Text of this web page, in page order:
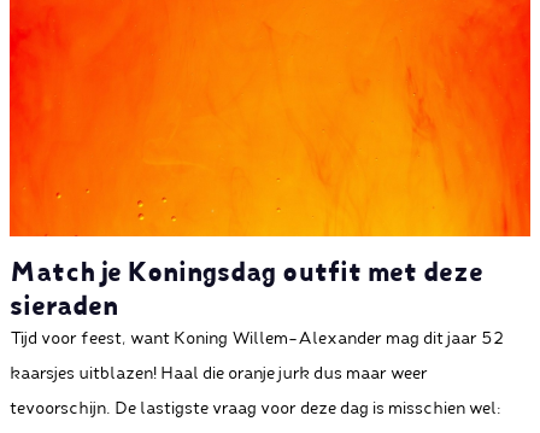
Match je Koningsdag outfit met deze
sieraden
Tijd voor feest, want Koning Willem-Alexander mag dit jaar 52
kaarsjes uitblazen! Haal die oranje jurk dus maar weer
tevoorschijn. De lastigste vraag voor deze dag is misschien wel: